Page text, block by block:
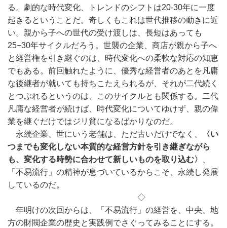
る。劇的な時代変化、トレンドのシフトは20-30年に一度
起きるということだ。奇しくもこれは世代推移の動きに近
い。親から子への世代の受け渡しは、長短はあっても
25−30年サイクルだろう。世襲の企業、商店が親から子へ
と経営権を引き継ぐのは、時代変化への柔軟な対応の知恵
でもある。前回触れたように、優秀な経営者のあとを凡庸
な後継者が就いても持ちこたえられるが、それが二代続く
とつぶれるというのは、このサイクルとも関係する。二代
凡庸な経営者が続けば、時代変化についてゆけず、親の偉
業を継ぐだけではジリ貧になるばかりなのだ。
永続企業、世にいう老舗は、ただ古いだけでなく、
〈い
つまでも変化しない本質的な経営方針を引き継ぎながら
も、変化する時勢に合わせて新しいものを取り込む〉
「不易流行」の精神が息づいているからこそ、永続し発展
しているのだ。
◇
年明けの次回からは、「不易流行」の経営を、中央、地
方の財閥企業の歴史と実践例でさぐってみることにする。